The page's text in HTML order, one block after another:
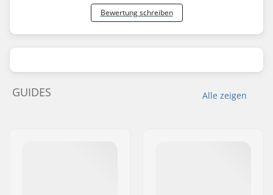
Bewertung schreiben
Alle zeigen
GUIDES